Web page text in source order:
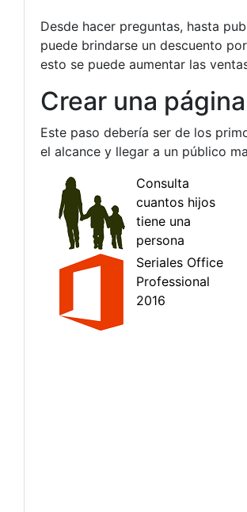
Desde hacer preguntas, hasta
puede brindarse un descuento
esto se puede aumentar las
Crear una
Este paso debería ser de los
el alcance y llegar a un público